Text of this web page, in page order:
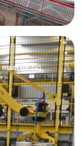
maatdie zijn